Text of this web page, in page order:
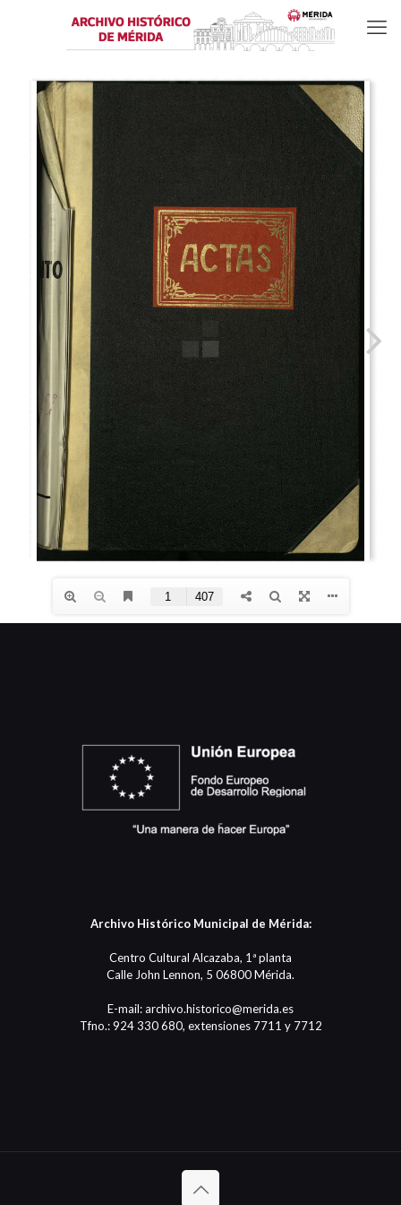
Archivo Histórico Municipal de Mérida:
Centro Cultural Alcazaba, 1ª planta
Calle John Lennon, 5 06800 Mérida.
E-mail: archivo.historico@merida.es
Tfno.: 924 330 680, extensiones 7711 y 7712